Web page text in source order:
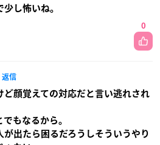
し怖いね。
0
返信
顔覚えての対応だと言い逃れされ
もなるから。
出たら困るだろうしそういうやり